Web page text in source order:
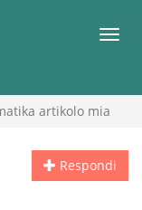
artikolo mia
Respondi